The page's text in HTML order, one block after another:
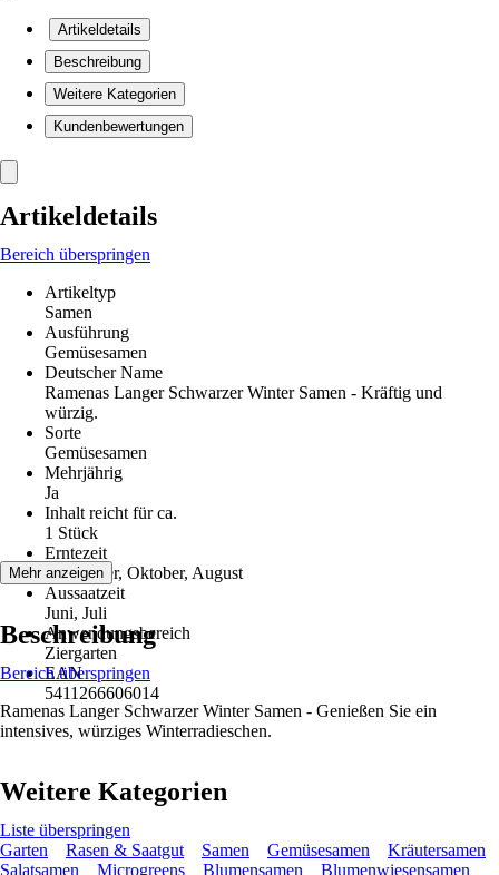
Artikeldetails
Beschreibung
Weitere Kategorien
Kundenbewertungen
Artikeldetails
Bereich überspringen
Artikeltyp
Samen
Ausführung
Gemüsesamen
Deutscher Name
Ramenas Langer Schwarzer Winter Samen - Kräftig und
würzig.
Sorte
Gemüsesamen
Mehrjährig
Ja
Inhalt reicht für ca.
1 Stück
Erntezeit
September, Oktober, August
Aussaatzeit
Juni, Juli
Anwendungsbereich
Ziergarten
EAN
5411266606014
Mehr anzeigen
Beschreibung
Bereich überspringen
Ramenas Langer Schwarzer Winter Samen - Genießen Sie ein
intensives, würziges Winterradieschen.
Weitere Kategorien
Liste überspringen
Garten
Rasen & Saatgut Samen Gemüsesamen
Kräutersamen
Salatsamen
Microgreens Blumensamen Blumenwiesensamen